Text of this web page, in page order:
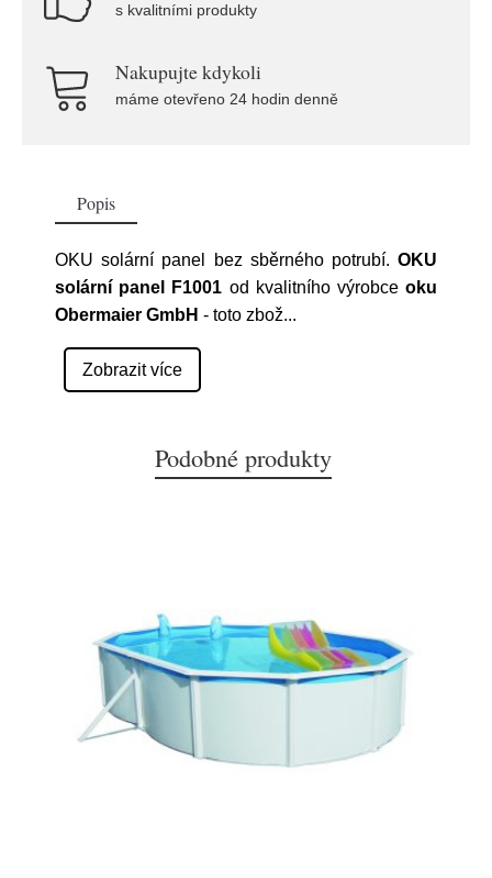
s kvalitními produkty
Nakupujte kdykoli
máme otevřeno 24 hodin denně
Popis
OKU solární panel bez sběrného potrubí. OKU
solární panel F1001 od kvalitního výrobceoku
Obermaier GmbH - toto zbož...
Zobrazit více
Podobné produkty